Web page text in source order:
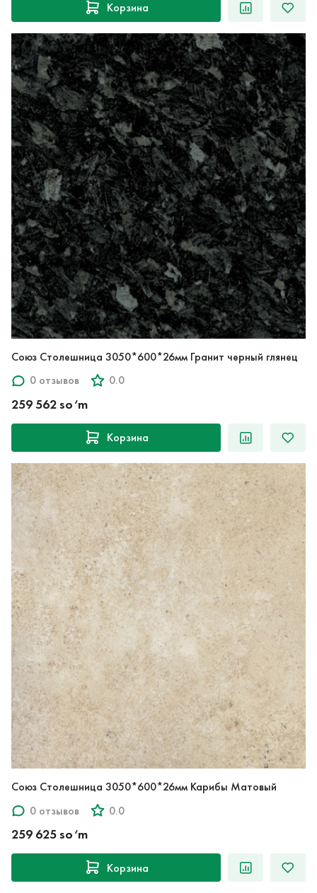
Корзина
Союз Столешница 3050*600*26мм Гранит черный глянец
0 отзывов
0.0
259 562 so‘m
Корзина
Союз Столешница 3050*600*26мм Карибы Матовый
0 отзывов
0.0
259 625 so‘m
Корзина